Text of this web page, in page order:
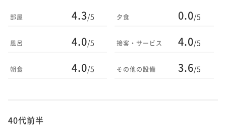
部屋 4.3/5
風呂 4.0/5
朝食 4.0/5
夕食 0.0/5
接客・サービス 4.0/5
その他の設備 3.6/5
40代前半